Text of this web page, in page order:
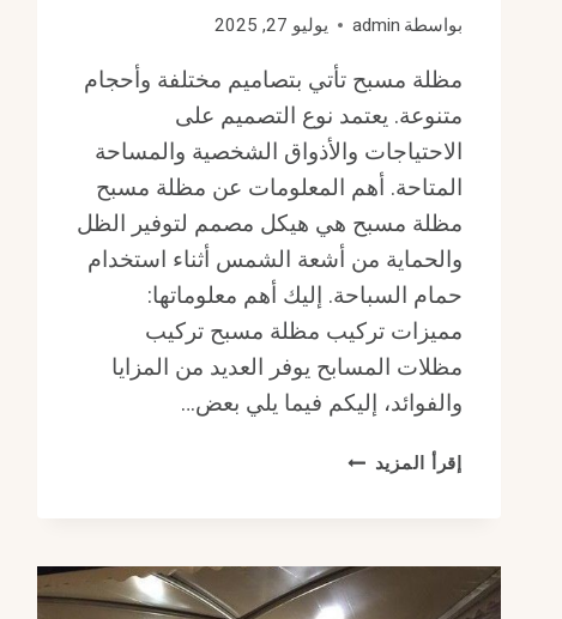
بواسطة admin يوليو 27, 2025
مظلة مسبح تأتي بتصاميم مختلفة وأحجام
متنوعة. يعتمد نوع التصميم على
الاحتياجات والأذواق الشخصية والمساحة
المتاحة. أهم المعلومات عن مظلة مسبح
مظلة مسبح هي هيكل مصمم لتوفير الظل
والحماية من أشعة الشمس أثناء استخدام
حمام السباحة. إليك أهم معلوماتها:
مميزات تركيب مظلة مسبح تركيب
مظلات المسابح يوفر العديد من المزايا
والفوائد، إليكم فيما يلي بعض…
إقرأ المزيد مظلة
مسابح
للحماية